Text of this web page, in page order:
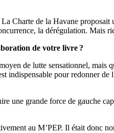
Charte de la Havane
la dérégulation. Mais
de votre livre ?
de lutte sensationnel, mais
indispensable pour redonner de
une grande force de gauche
au M’PEP. Il était donc